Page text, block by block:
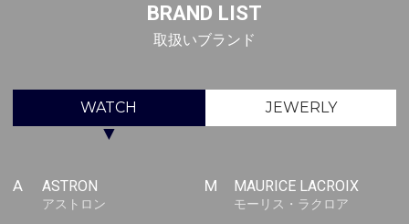
BRAND LIST
取扱いブランド
WATCH JEWERLY
▼
A ASTRON
アストロン
M MAURICE LACROIX
モーリス・ラクロア